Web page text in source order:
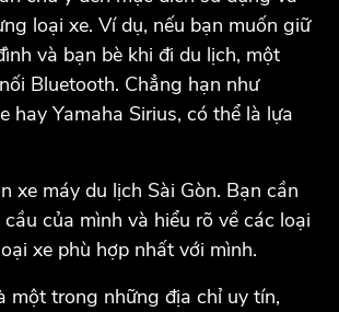
loại xe. Ví dụ, nếu bạn muốn giữ
và bạn bè khi đi du lịch, một
Bluetooth. Chẳng hạn như
hay Yamaha Sirius, có thể là lựa
xe máy du lịch Sài Gòn. Bạn cần
của mình và hiểu rõ về các loại
xe phù hợp nhất với mình.
một trong những địa chỉ uy tín,